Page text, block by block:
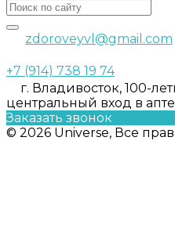
zdoroveyvl@gmail.com
+7 (914) 738 19 74
г. Владивосток, 100-
центральный вход в
Заказать звонок
© 2026 Universe, Все